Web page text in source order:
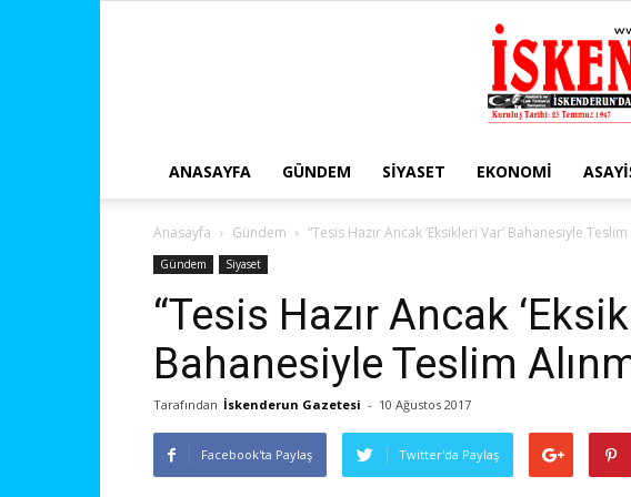
ANASAYFA GÜNDEM SIYASET EKONOMI
Anasayfa Gündem “Tesis Hazır Ancak ‘Eksikleri Var’ Bahanesiyle Teslim
Gündem Siyaset
“Tesis Hazır Ancak
Bahanesiyle Teslim
Tarafından İskenderun Gazetesi - 10 Ağustos 2017
Facebook'ta Paylaş Twitter'da Paylaş